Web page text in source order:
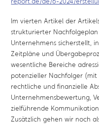
Im vierten Artikel der
strukturierter
Unternehmens sicherstellt,
Zeitpläne und
wesentliche Bereiche
potenzieller Nachfolger
rechtliche und finanzielle
Unternehmensbewertung,
zielführende
Zusätzlich gehen wir noch